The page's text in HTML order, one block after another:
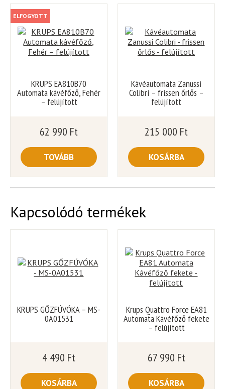
ELFOGYOTT
KRUPS EA810B70
Automata kávéfőző, Fehér
– felújított
62 990 Ft
TOVÁBB
Kávéautomata Zanussi
Colibri – frissen őrlős –
felújított
215 000 Ft
KOSÁRBA
Kapcsolódó termékek
KRUPS GŐZFÚVÓKA – MS-
0A01531
4 490 Ft
KOSÁRBA
Krups Quattro Force EA81
Automata Kávéfőző fekete
– felújított
67 990 Ft
KOSÁRBA